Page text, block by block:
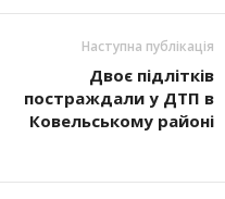
Наступна публікація
Двоє підлітків
постраждали у ДТП в
Ковельському районі